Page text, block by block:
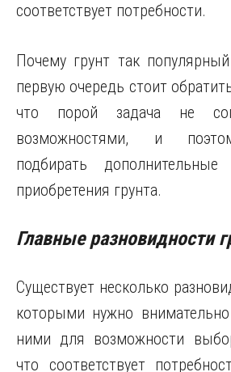
соответствует потребности.
Почему грунт так
первую очередь стоит
что порой задача не
возможностями, и
подбирать
приобретения грунта.
Главные разновидности
Существует несколько
которыми нужно
ними для возможности
что соответствует